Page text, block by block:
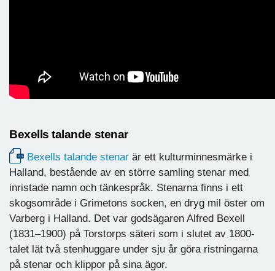
Bexells talande stenar
Bexells talande stenar är ett kulturminnesmärke i
Halland, bestående av en större samling stenar med
inristade namn och tänkespråk. Stenarna finns i ett
skogsområde i Grimetons socken, en dryg mil öster om
Varberg i Halland. Det var godsägaren Alfred Bexell
(1831–1900) på Torstorps säteri som i slutet av 1800-
talet lät två stenhuggare under sju år göra ristningarna
på stenar och klippor på sina ägor.